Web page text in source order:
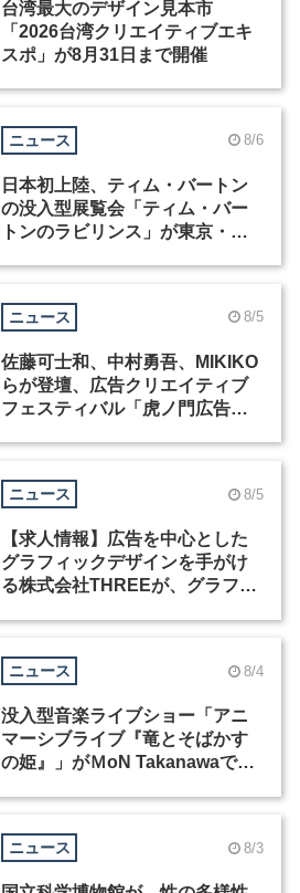
台湾最大のデザイン見本市
「2026台湾クリエイティブエキ
スポ」が8月31日まで開催
ニュース 8/6
日本初上陸、ティム・バートン
の没入型展覧会「ティム・バー
トンのラビリンス」が東京・豊
ニュース 8/5
佐藤可士和、中村勇吾、MIKIKO
らが登壇、広告クリエイティブ
フェスティバル「虎ノ門広告
ニュース 8/5
【求人情報】広告を中心とした
グラフィックデザインを手がけ
る株式会社THREEが、グラフィ
ニュース 8/4
没入型音楽ライブショー「アニ
マーシブライブ『竜とそばかす
の姫』」がＭoN Takanawaで開
ニュース 8/3